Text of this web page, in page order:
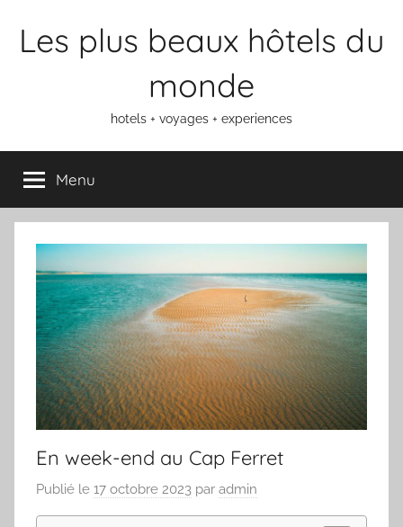
Les plus beaux hôtels du
monde
hotels + voyages + experiences
Menu
En week-end au Cap Ferret
Publié le 17 octobre 2023 par admin